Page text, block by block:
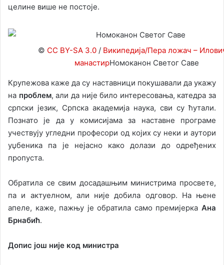
целине више не постоје.
© CC BY-SA 3.0/ Википедија/Пера ложач –
манастирНомоканон Светог Саве
Крупежова каже да су наставници покушавали да укажу
на проблем, али да није било интересовања, катедра за
српски језик, Српска академија наука, сви су ћутали.
Познато је да у комисијама за наставне програме
учествују угледни професори од којих су неки и аутори
уџбеника па је нејасно како долази до одређених
пропуста.
Обратила се свим досадашњим министрима просвете,
па и актуелном, али није добила одговор. На њене
апеле, каже, пажњу је обратила само премијерка Ана
Брнабић.
Допис још није код министра